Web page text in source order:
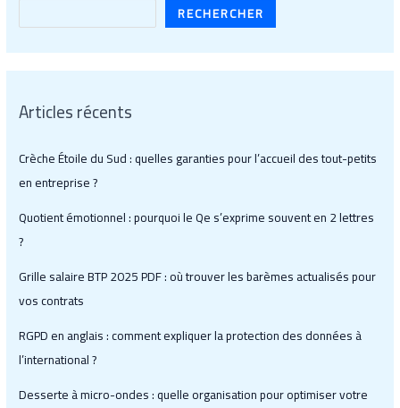
RECHERCHER
Articles récents
Crèche Étoile du Sud : quelles garanties pour l’accueil des tout-petits
en entreprise ?
Quotient émotionnel : pourquoi le Qe s’exprime souvent en 2 lettres
?
Grille salaire BTP 2025 PDF : où trouver les barèmes actualisés pour
vos contrats
RGPD en anglais : comment expliquer la protection des données à
l’international ?
Desserte à micro-ondes : quelle organisation pour optimiser votre